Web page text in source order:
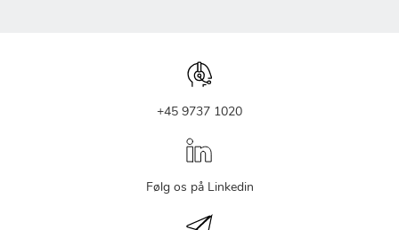
+45 9737 1020
Følg os på Linkedin